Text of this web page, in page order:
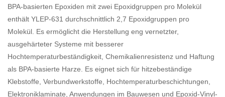
BPA-basierten Epoxiden mit zwei Epoxidgruppen pro Molekül
enthält YLEP-631 durchschnittlich 2,7 Epoxidgruppen pro
Molekül. Es ermöglicht die Herstellung eng vernetzter,
ausgehärteter Systeme mit besserer
Hochtemperaturbeständigkeit, Chemikalienresistenz und Haftung
als BPA-basierte Harze. Es eignet sich für hitzebeständige
Klebstoffe, Verbundwerkstoffe, Hochtemperaturbeschichtungen,
Elektroniklaminate, Anwendungen im Bauwesen und Epoxid-Vinyl-